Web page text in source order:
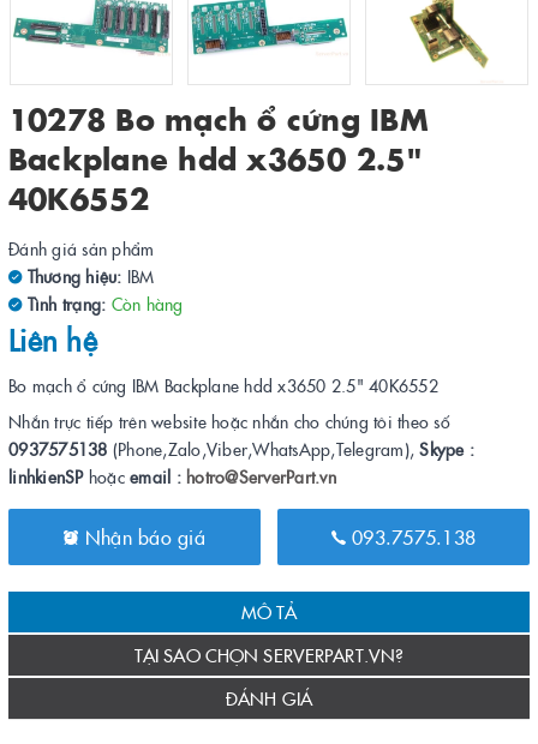
10278 Bo mạch ổ cứng IBM
Backplane hdd x3650 2.5"
40K6552
Đánh giá sản phẩm
Thương hiệu: IBM
Tình trạng: Còn hàng
Liên hệ
Bo mạch ổ cứng IBM Backplane hdd x3650 2.5" 40K6552
Nhắn trực tiếp trên website hoặc nhắn cho chúng tôi theo số
0937575138 (Phone,Zalo,Viber,WhatsApp,Telegram),Skype :
linhkienSPhoặc email : hotro@ServerPart.vn
Nhận báo giá 093.7575.138
MÔ TẢ
TẠI SAO CHỌN SERVERPART.VN?
ĐÁNH GIÁ